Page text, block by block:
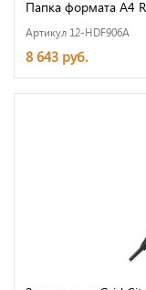
Папка формата А4
Артикул 12-HDF906A
8 643 руб.